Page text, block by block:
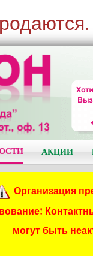
АКЦИИ
Организация
могут быть